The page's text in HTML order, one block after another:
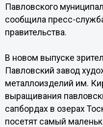
Павловского
сообщила пресс-
правительства.
В новом выпуске
Павловский завод
металлоизделий им.
выращивания
сапбордах в озерах
посетят самый